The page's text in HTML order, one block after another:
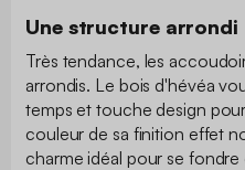
Une structure arrondi
Très tendance, les
arrondis. Le bois d'hévéa
temps et touche design
couleur de sa finition effet
charme idéal pour se